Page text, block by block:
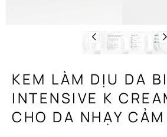
KEM LÀM DỊU DA
INTENSIVE K
CHO DA NHẠY